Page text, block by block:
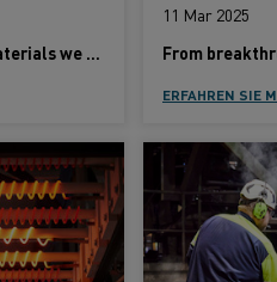
“Tomorrow starts with the materials we build today” — Kanthal’s vision rooted in action
11 Mar 2025
ERFAHREN SIE